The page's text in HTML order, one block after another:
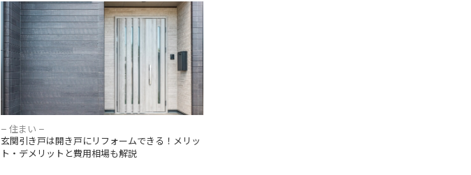
玄関引き戸は開き戸にリフォームできる！メ
リット・デメリットと費用相場も解説
– 住まい –
玄関引き戸は開き戸にリフォームできる！メリッ
ト・デメリットと費用相場も解説